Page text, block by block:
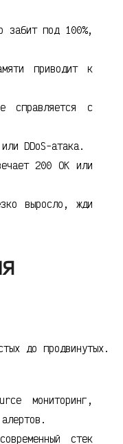
забит под 100%,
приводит к
с
DDoS-атака.
200 OK или
выросло, жди
до продвинутых.
мониторинг,
стек